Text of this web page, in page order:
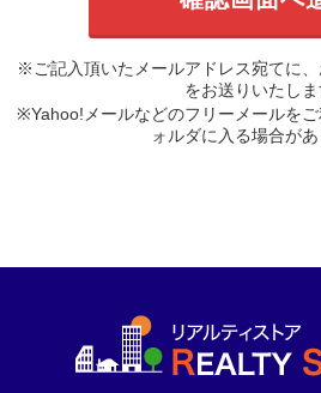
※ご記入頂いたメールアドレス宛てに
をお送りいたしま
※Yahoo!メールなどのフリーメールを
ォルダに入る場合があ